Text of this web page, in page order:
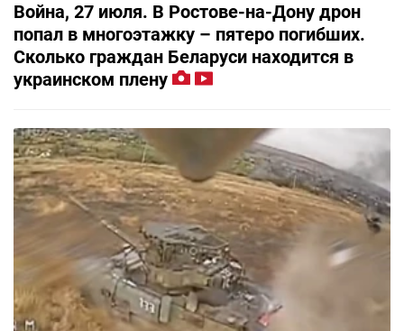
Война, 27 июля. В Ростове-на-Дону дрон
попал в многоэтажку – пятеро погибших.
Сколько граждан Беларуси находится в
украинском плену